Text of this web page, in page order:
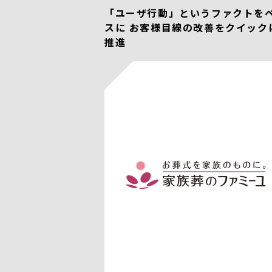
「ユーザ行動」というファクトを
スに お客様目線の改善をクイック
推進